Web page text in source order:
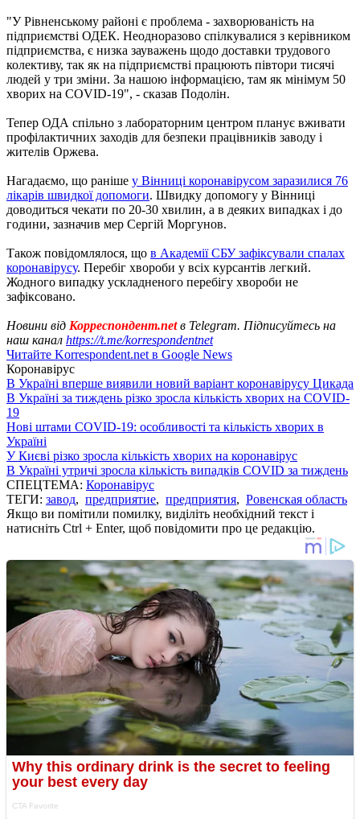
"У Рівненському районі є проблема - захворюваність на
підприємстві ОДЕК. Неодноразово спілкувалися з керівником
підприємства, є низка зауважень щодо доставки трудового
колективу, так як на підприємстві працюють півтори тисячі
людей у ​​три зміни. За нашою інформацією, там як мінімум 50
хворих на COVID-19", - сказав Подолін.
Тепер ОДА спільно з лабораторним центром планує вживати
профілактичних заходів для безпеки працівників заводу і
жителів Оржева.
Нагадаємо, що раніше у Вінниці коронавірусом заразилися 76
лікарів швидкої допомоги. Швидку допомогу у Вінниці
доводиться чекати по 20-30 хвилин, а в деяких випадках і до
години, зазначив мер Сергій Моргунов.
Також повідомлялося, що в Академії СБУ зафіксували спалах
коронавірусу. Перебіг хвороби у всіх курсантів легкий.
Жодного випадку ускладненого перебігу хвороби не
зафіксовано.
Новини від Корреспондент.netв Telegram. Підписуйтесь на
наш канал https://t.me/korrespondentnet
Читайте Korrespondent.net в Google News
Коронавірус
В Україні вперше виявили новий варіант коронавірусу Цикада
В Україні за тиждень різко зросла кількість хворих на COVID-
19
Нові штами COVID-19: особливості та кількість хворих в
Україні
У Києві різко зросла кількість хворих на коронавірус
В Україні утричі зросла кількість випадків COVID за тиждень
СПЕЦТЕМА: Коронавірус
ТЕГИ: завод, предприятие, предприятия, Ровенская область
Якщо ви помітили помилку, виділіть необхідний текст і
натисніть Ctrl + Enter, щоб повідомити про це редакцію.